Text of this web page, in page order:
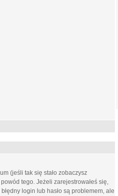
(jeśli tak się stało zobaczysz
tego. Jeżeli zarejestrowałeś się,
login lub hasło są problemem, ale